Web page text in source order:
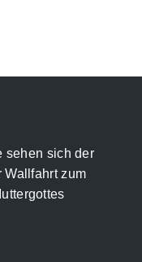
sehen sich der
Wallfahrt zum